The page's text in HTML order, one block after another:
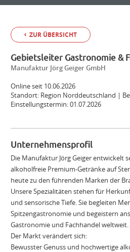
ZUR ÜBERSICHT
Gebietsleiter Gastronomie &
Manufaktur Jörg Geiger GmbH
Online seit 10.06.2026
Standort: Region Norddeutschland |
Einstellungstermin: 01.07.2026
Unternehmensprofil
Die Manufaktur Jörg Geiger entwickelt
alkoholfreie Premium-Getränke auf
heute zu den führenden Marken der
Unsere Spezialitäten stehen für
und sensorische Tiefe. Sie begleiten
Spitzengastronomie und begeistern
Gastronomie und Fachhandel weltweit.
Der Markt verändert sich:
Bewusster Genuss und hochwertige